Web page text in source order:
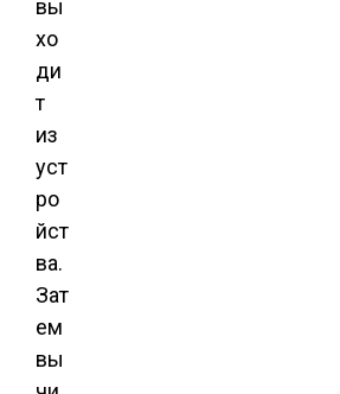
вы
хо
ди
т
из
уст
ро
йст
ва.
Зат
ем
вы